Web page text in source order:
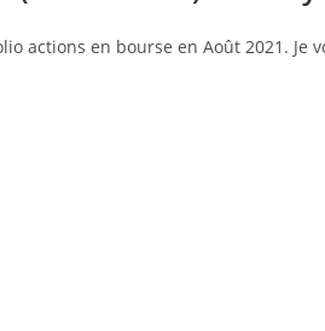
actions en bourse en Août 2021.